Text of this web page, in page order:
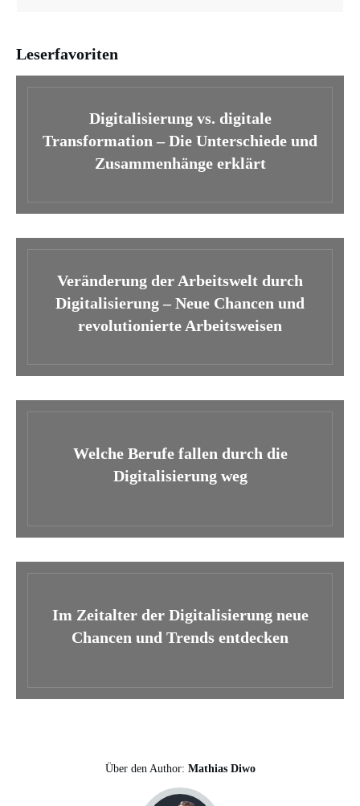
Leserfavoriten
Digitalisierung vs. digitale
Transformation – Die Unterschiede und
Zusammenhänge erklärt
Veränderung der Arbeitswelt durch
Digitalisierung – Neue Chancen und
revolutionierte Arbeitsweisen
Welche Berufe fallen durch die
Digitalisierung weg
Im Zeitalter der Digitalisierung neue
Chancen und Trends entdecken
Über den Author: Mathias Diwo